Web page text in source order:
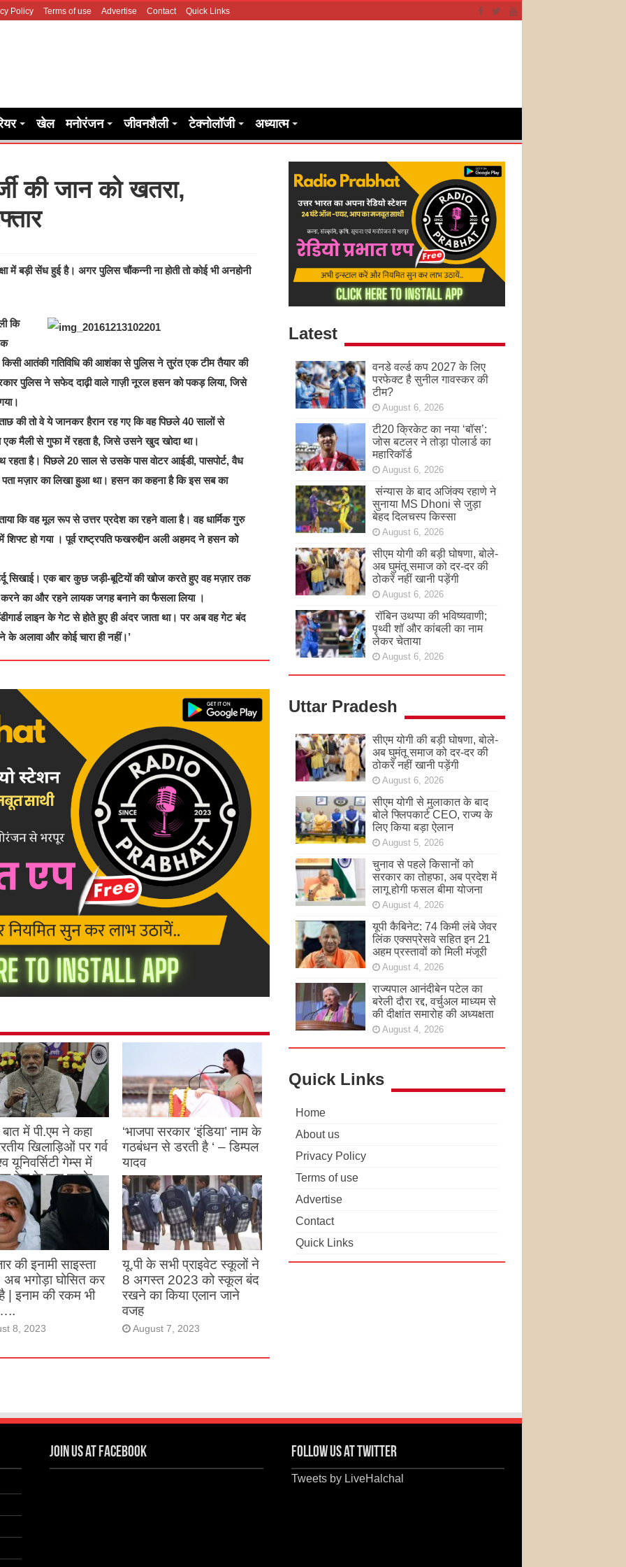
Policy Terms of use Advertise Contact Quick Links
खेल मनोरंजन जीवनशैली टेक्नोलॉजी अध्यात्म
की जान को खतरा,
में बड़ी सेंध हुई है। अगर पुलिस चौंकन्नी ना होती तो कोई भी अनहोनी
कि
आतंकी गतिविधि की आशंका से पुलिस ने तुरंत एक टीम तैयार की
पुलिस ने सफेद दाढ़ी वाले गाज़ी नूरल हसन को पकड़ लिया, जिसे
की तो वे ये जानकर हैरान रह गए कि वह पिछले 40 सालों से
मैली से गुफा में रहता है, जिसे उसने खुद खोदा था।
है। पिछले 20 साल से उसके पास वोटर आईडी, पासपोर्ट, वैध
मज़ार का लिखा हुआ था। हसन का कहना है कि इस सब का
कि वह मूल रूप से उत्तर प्रदेश का रहने वाला है। वह धार्मिक गुरु
हो गया । पूर्व राष्ट्रपति फखरुद्दीन अली अहमद ने हसन को
सिखाई। एक बार कुछ जड़ी-बूटियों की खोज करते हुए वह मज़ार तक
का और रहने लायक जगह बनाने का फैसला लिया ।
लाइन के गेट से होते हुए ही अंदर जाता था। पर अब वह गेट बंद
अलावा और कोई चारा ही नहीं।’
में पी.एम ने कहा
खिलाड़िओं पर गर्व
यूनिवर्सिटी गेम्स में
देश के नाम करके
का नाम रोशन किया
27, 2023
‘भाजपा सरकार ‘इंडिया’ नाम के
गठबंधन से डरती है ‘ – डिम्पल
यादव
August 26, 2023
की इनामी साइस्ता
अब भगोड़ा घोसित कर
| इनाम की रकम भी
8, 2023
यू.पी के सभी प्राइवेट स्कूलों ने
8 अगस्त 2023 को स्कूल बंद
रखने का किया एलान जाने
वजह
August 7, 2023
Latest
वनडे वर्ल्ड कप 2027 के लिए
परफेक्ट है सुनील गावस्कर की
टीम?
August 6, 2026
टी20 क्रिकेट का नया ‘बॉस’:
जोस बटलर ने तोड़ा पोलार्ड का
महारिकॉर्ड
August 6, 2026
संन्यास के बाद अजिंक्‍य रहाणे ने
सुनाया MS Dhoni से जुड़ा
बेहद दिलचस्प किस्सा
August 6, 2026
सीएम योगी की बड़ी घोषणा, बोले-
अब घुमंतू समाज को दर-दर की
ठोकरें नहीं खानी पड़ेंगी
August 6, 2026
रॉबिन उथप्पा की भविष्यवाणी;
पृथ्वी शॉ और कांबली का नाम
लेकर चेताया
August 6, 2026
Uttar Pradesh
सीएम योगी की बड़ी घोषणा, बोले-
अब घुमंतू समाज को दर-दर की
ठोकरें नहीं खानी पड़ेंगी
August 6, 2026
सीएम योगी से मुलाकात के बाद
बोले फ्लिपकार्ट CEO, राज्य के
लिए किया बड़ा ऐलान
August 5, 2026
चुनाव से पहले किसानों को
सरकार का तोहफा, अब प्रदेश में
लागू होगी फसल बीमा योजना
August 4, 2026
यूपी कैबिनेट: 74 किमी लंबे जेवर
लिंक एक्सप्रेसवे सहित इन 21
अहम प्रस्तावों को मिली मंजूरी
August 4, 2026
राज्यपाल आनंदीबेन पटेल का
बरेली दौरा रद्द, वर्चुअल माध्यम से
की दीक्षांत समारोह की अध्यक्षता
August 4, 2026
Quick Links
Home
About us
Privacy Policy
Terms of use
Advertise
Contact
Quick Links
Join us at Facebook Follow us at Twitter
Tweets by LiveHalchal